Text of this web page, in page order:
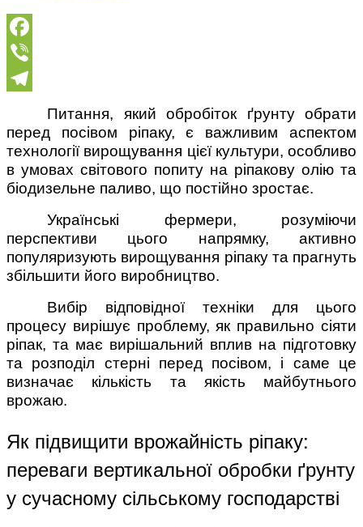
Facebook
Viber
Telegram
Питання, який обробіток ґрунту обрати
перед посівом ріпаку, є важливим аспектом
технології вирощування цієї культури, особливо
в умовах світового попиту на ріпакову олію та
біодизельне паливо, що постійно зростає.
Українські фермери, розуміючи
перспективи цього напрямку, активно
популяризують вирощування ріпаку та прагнуть
збільшити його виробництво.
Вибір відповідної техніки для цього
процесу вирішує проблему, як правильно сіяти
ріпак, та має вирішальний вплив на підготовку
та розподіл стерні перед посівом, і саме це
визначає кількість та якість майбутнього
врожаю.
Як підвищити врожайність ріпаку:
переваги вертикальної обробки ґрунту
у сучасному сільському господарстві